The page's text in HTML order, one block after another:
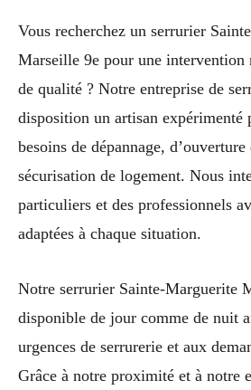
Vous recherchez un serrurier
Marseille 9e pour une intervention
de qualité ? Notre entreprise de
disposition un artisan expérimenté
besoins de dépannage,
sécurisation de logement. Nous
particuliers et des professionnels
adaptées à chaque situation.
Notre serrurier Sainte-Marguerite
disponible de jour comme de nuit
urgences de serrurerie et aux
Grâce à notre proximité et à notre